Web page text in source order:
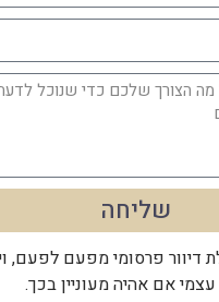
דיוור פרסומי מפעם לפעם,
אם אהיה מעוניין בכך.
שליחה